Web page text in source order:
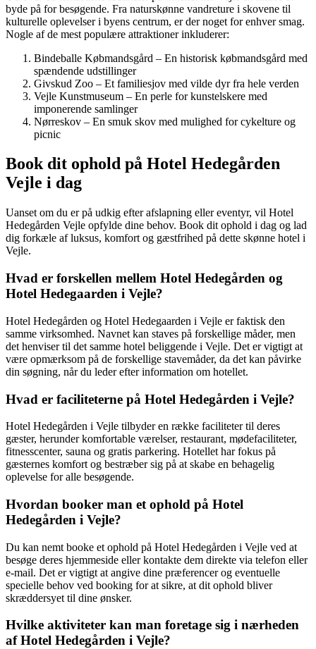
byde på for besøgende. Fra naturskønne vandreture i skovene til
kulturelle oplevelser i byens centrum, er der noget for enhver smag.
Nogle af de mest populære attraktioner inkluderer:
Bindeballe Købmandsgård – En historisk købmandsgård med
spændende udstillinger
Givskud Zoo – Et familiesjov med vilde dyr fra hele verden
Vejle Kunstmuseum – En perle for kunstelskere med
imponerende samlinger
Nørreskov – En smuk skov med mulighed for cykelture og
picnic
Book dit ophold på Hotel Hedegården
Vejle i dag
Uanset om du er på udkig efter afslapning eller eventyr, vil Hotel
Hedegården Vejle opfylde dine behov. Book dit ophold i dag og lad
dig forkæle af luksus, komfort og gæstfrihed på dette skønne hotel i
Vejle.
Hvad er forskellen mellem Hotel Hedegården og
Hotel Hedegaarden i Vejle?
Hotel Hedegården og Hotel Hedegaarden i Vejle er faktisk den
samme virksomhed. Navnet kan staves på forskellige måder, men
det henviser til det samme hotel beliggende i Vejle. Det er vigtigt at
være opmærksom på de forskellige stavemåder, da det kan påvirke
din søgning, når du leder efter information om hotellet.
Hvad er faciliteterne på Hotel Hedegården i Vejle?
Hotel Hedegården i Vejle tilbyder en række faciliteter til deres
gæster, herunder komfortable værelser, restaurant, mødefaciliteter,
fitnesscenter, sauna og gratis parkering. Hotellet har fokus på
gæsternes komfort og bestræber sig på at skabe en behagelig
oplevelse for alle besøgende.
Hvordan booker man et ophold på Hotel
Hedegården i Vejle?
Du kan nemt booke et ophold på Hotel Hedegården i Vejle ved at
besøge deres hjemmeside eller kontakte dem direkte via telefon eller
e-mail. Det er vigtigt at angive dine præferencer og eventuelle
specielle behov ved booking for at sikre, at dit ophold bliver
skræddersyet til dine ønsker.
Hvilke aktiviteter kan man foretage sig i nærheden
af Hotel Hedegården i Vejle?